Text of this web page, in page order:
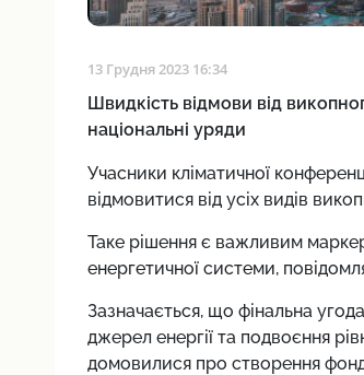
13 Грудня 2023 16:34
Швидкість відмови від
національні уряди
Учасники кліматичної
відмовитися від усіх видів
Таке рішення є важливим
енергетичної системи,
Зазначається, що фінальна
джерел енергії та подвоєння
домовилися про створення